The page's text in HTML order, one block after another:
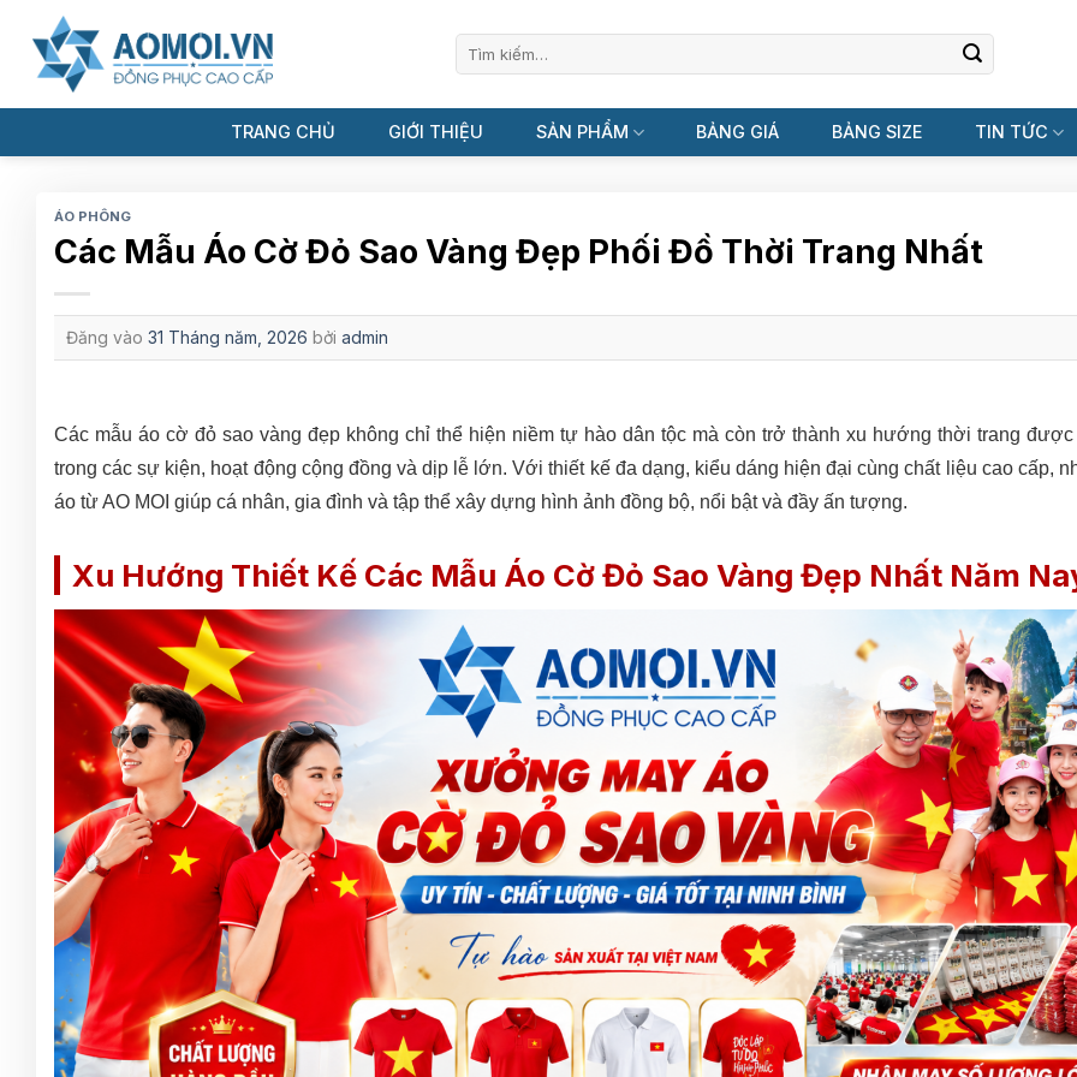
dung
Tìm
TRANG CHỦ GIỚI THIỆU SẢN PHẨM BẢNG GIÁ BẢNG SIZE TIN TỨC
ÁO PHÔNG
Các Mẫu Áo Cờ Đỏ Sao Vàng Đẹp Phối Đồ Thời Trang Nhất
Đăng vào 31 Tháng năm, 2026 bởi admin
Các mẫu áo cờ đỏ sao vàng đẹp không chỉ thể hiện niềm tự hào dân tộc mà còn trở thành xu hướng thời trang được
trong các sự kiện, hoạt động cộng đồng và dịp lễ lớn. Với thiết kế đa dạng, kiểu dáng hiện đại cùng chất liệu cao cấp,
áo từ AO MOI giúp cá nhân, gia đình và tập thể xây dựng hình ảnh đồng bộ, nổi bật và đầy ấn tượng.
Xu Hướng Thiết Kế Các Mẫu Áo Cờ Đỏ Sao Vàng Đẹp Nhất Năm